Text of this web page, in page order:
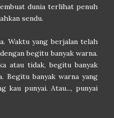
dunia terlihat penuh
sendu.
Waktu yang berjalan telah
begitu banyak warna.
atau tidak, begitu banyak
Begitu banyak warna yang
kau punyai. Atau..., punyai